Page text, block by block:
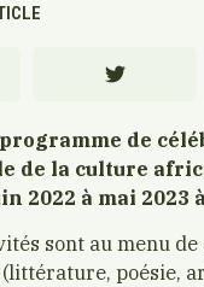
de
de la culture
2022 à mai 2023
sont au menu de
poésie,